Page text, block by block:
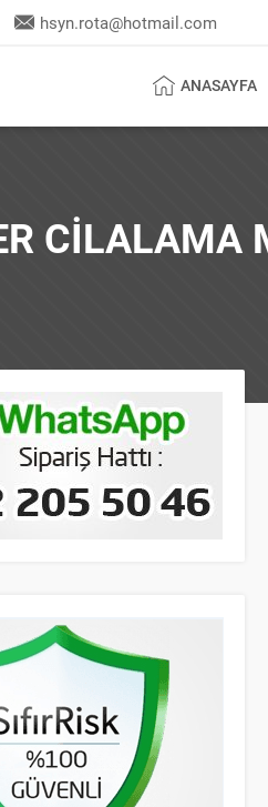
hsyn.rota@hotmail.com
ANASAYFA
CILALAMA